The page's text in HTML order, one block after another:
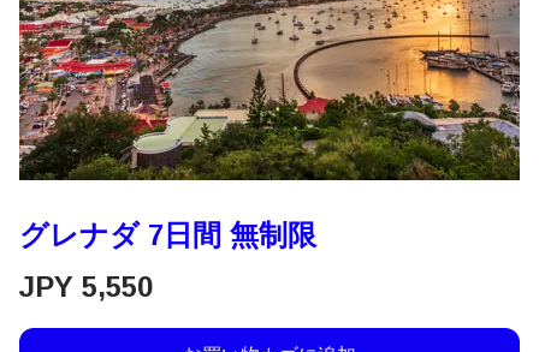
グレナダ 7日間 無制限
JPY 5,550